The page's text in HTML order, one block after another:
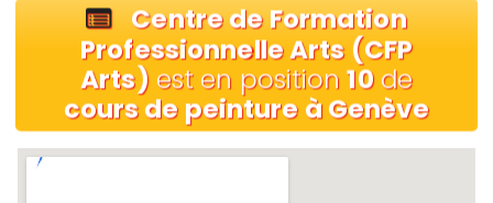
Centre de Formation
Professionnelle Arts (CFP
Arts) est en position10de
cours de peinture à Genève